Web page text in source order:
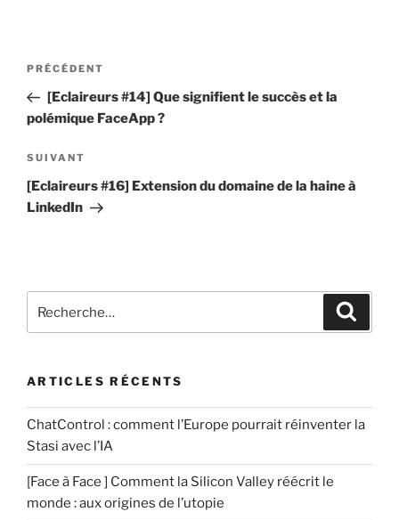
e
u
n
c
m
i
e
a
i
e
*
Navigation
l’article
Article
précédent
PRÉCÉDENT
[Eclaireurs #14] Que signifient le succès et la
polémique FaceApp ?
Article
suivant
SUIVANT
[Eclaireurs #16] Extension du domaine de la haine à
LinkedIn
pour
ARTICLES RÉCENTS
ChatControl : comment l’Europe pourrait réinventer la
Stasi avec l’IA
[Face à Face ] Comment la Silicon Valley réécrit le
monde : aux origines de l’utopie